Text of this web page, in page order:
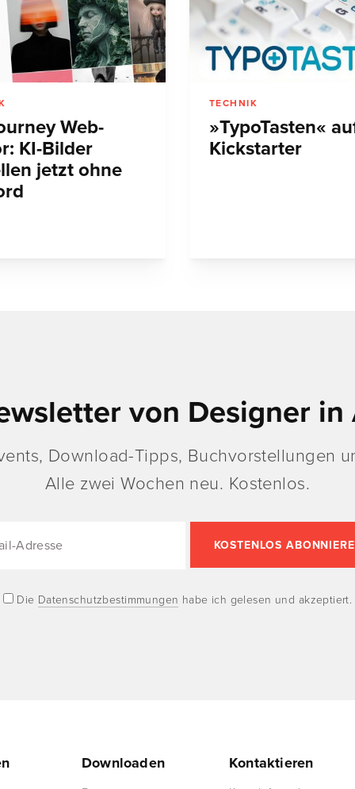
Web-
KI-Bilder
jetzt ohne
TECHNIK
»TypoTasten«
Kickstarter
von Designer in
Download-Tipps, Buchvorstellungen
Alle zwei Wochen neu. Kostenlos.
Die Datenschutzbestimmungen habe ich gelesen und akzeptiert.
Downloaden Kontaktieren